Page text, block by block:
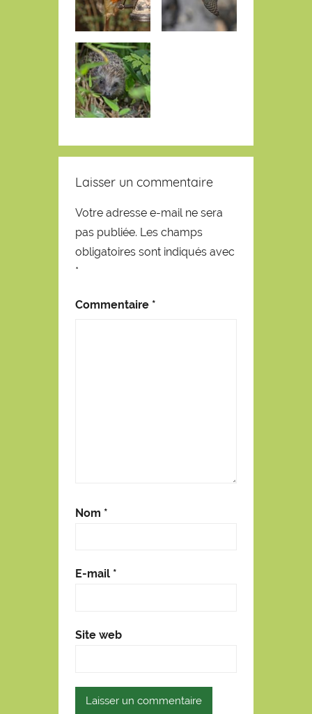
Laisser un commentaire
Votre adresse e-mail ne sera
pas publiée. Les champs
obligatoires sont indiqués avec
*
Commentaire *
Nom *
E-mail *
Site web